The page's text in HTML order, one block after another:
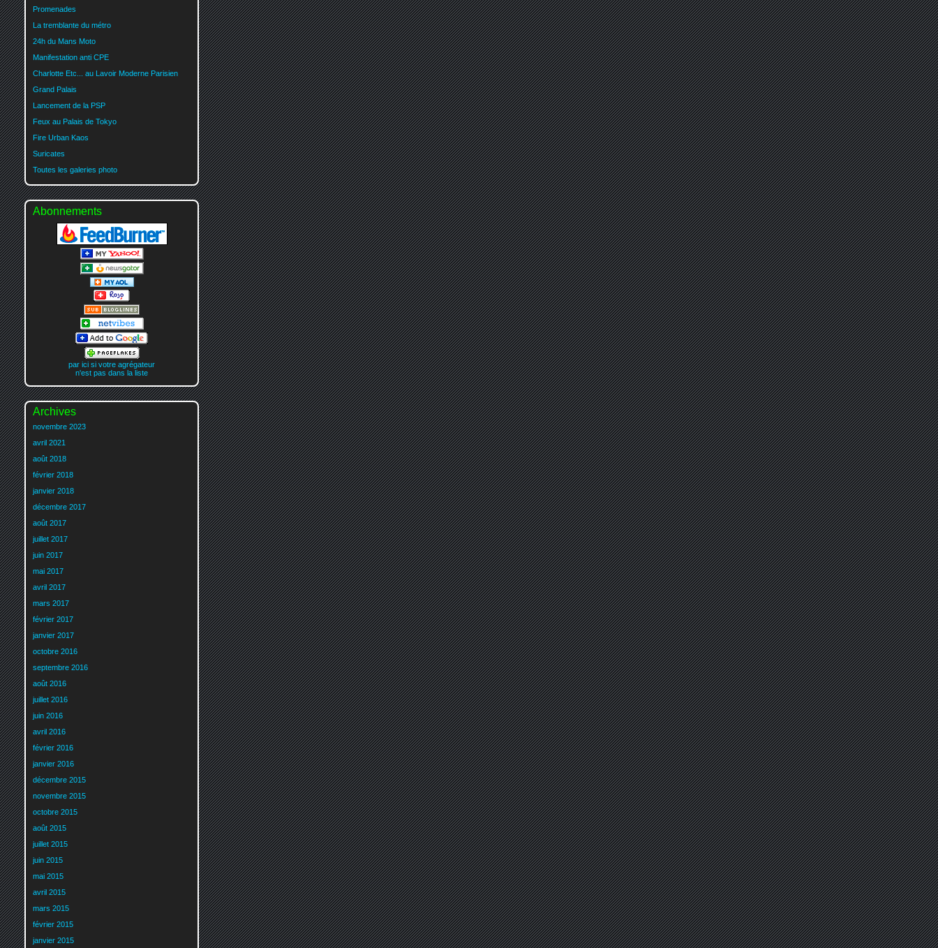
Promenades
La tremblante du métro
24h du Mans Moto
Manifestation anti CPE
Charlotte Etc... au Lavoir Moderne Parisien
Grand Palais
Lancement de la PSP
Feux au Palais de Tokyo
Fire Urban Kaos
Suricates
Toutes les galeries photo
Abonnements
par ici si votre agrégateur
n'est pas dans la liste
Archives
novembre 2023
avril 2021
août 2018
février 2018
janvier 2018
décembre 2017
août 2017
juillet 2017
juin 2017
mai 2017
avril 2017
mars 2017
février 2017
janvier 2017
octobre 2016
septembre 2016
août 2016
juillet 2016
juin 2016
avril 2016
février 2016
janvier 2016
décembre 2015
novembre 2015
octobre 2015
août 2015
juillet 2015
juin 2015
mai 2015
avril 2015
mars 2015
février 2015
janvier 2015